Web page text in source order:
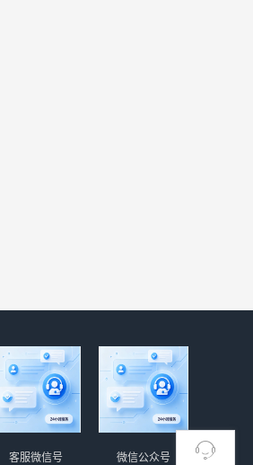
微信公众号
客服微信号